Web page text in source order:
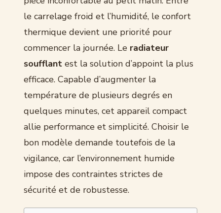
le carrelage froid et l’humidité, le confort
thermique devient une priorité pour
commencer la journée. Le radiateur
soufflant est la solution d’appoint la plus
efficace. Capable d’augmenter la
température de plusieurs degrés en
quelques minutes, cet appareil compact
allie performance et simplicité. Choisir le
bon modèle demande toutefois de la
vigilance, car l’environnement humide
impose des contraintes strictes de
sécurité et de robustesse.